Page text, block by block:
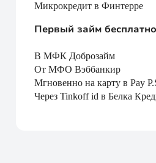
Микрокредит в Финтерре
Первый займ бесплатно
В МФК Доброзайм
От МФО Вэббанкир
Мгновенно на карту в Pay
Через Tinkoff id в Белка